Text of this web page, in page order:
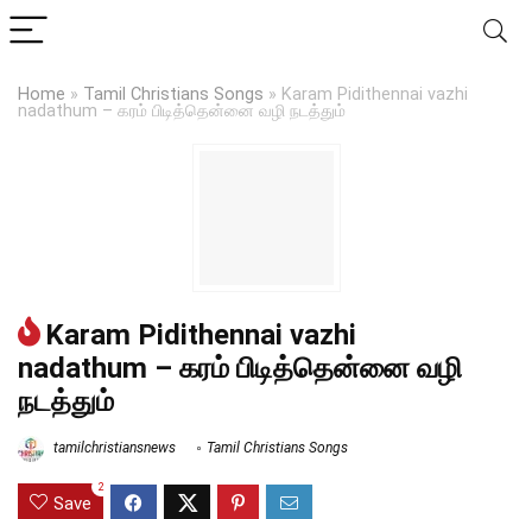
Home » Tamil Christians Songs » Karam Pidithennai vazhi
nadathum – கரம் பிடித்தென்னை வழி நடத்தும்
Karam Pidithennai vazhi
nadathum – கரம் பிடித்தென்னை வழி
நடத்தும்
tamilchristiansnews Tamil Christians Songs
Save
2